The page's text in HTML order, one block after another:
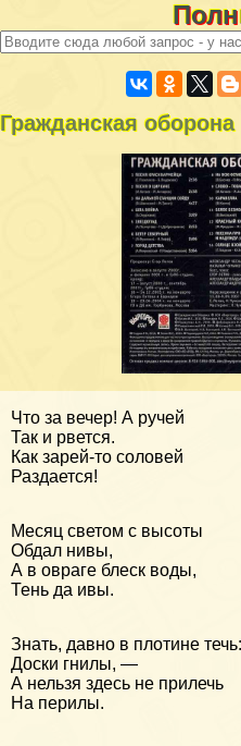
Гражданская оборона
Что за вечер! А ручей
Так и рвется.
Как зарей-то соловей
Раздается!
Месяц светом с высоты
Обдал нивы,
А в овраге блеск воды,
Тень да ивы.
Знать, давно в плотине течь:
Доски гнилы, —
А нельзя здесь не прилечь
На перилы.